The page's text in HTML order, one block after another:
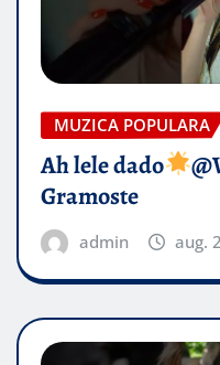
MUZICA POPULARA
Ah lele dado​
Gramoste
admin aug.